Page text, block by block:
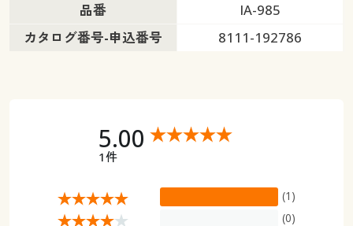
品番
IA-985
カタログ番号-申込番号
8111-192786
5.00
1件
(1)
(0)